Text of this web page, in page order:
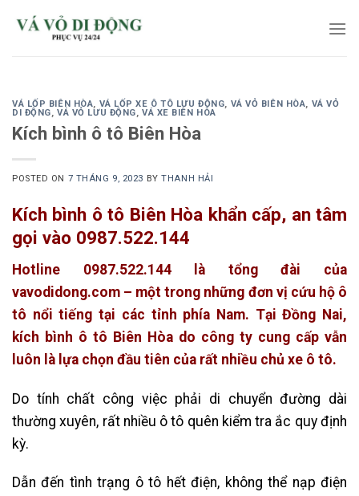
VÁ LỐP BIÊN HÒA, VÁ LỐP XE Ô TÔ LƯU ĐỘNG, VÁ VỎ BIÊN HÒA, VÁ VỎ
DI ĐỘNG,VÁ VỎ LƯU ĐỘNG,VÁ XE BIÊN HÒA
Kích bình ô tô Biên Hòa
POSTED ON 7 THÁNG 9, 2023 BYTHANH HẢI
Kích bình ô tô Biên Hòa khẩn cấp, an tâm
gọi vào 0987.522.144
Hotline 0987.522.144 là tổng đài của
vavodidong.com – một trong những đơn vị cứu hộ ô
tô nổi tiếng tại các tỉnh phía Nam. Tại Đồng Nai,
kích bình ô tô Biên Hòa do công ty cung cấp vẫn
luôn là lựa chọn đầu tiên của rất nhiều chủ xe ô tô.
Do tính chất công việc phải di chuyển đường dài
thường xuyên, rất nhiều ô tô quên kiểm tra ắc quy định
kỳ.
Dẫn đến tình trạng ô tô hết điện, không thể nạp điện